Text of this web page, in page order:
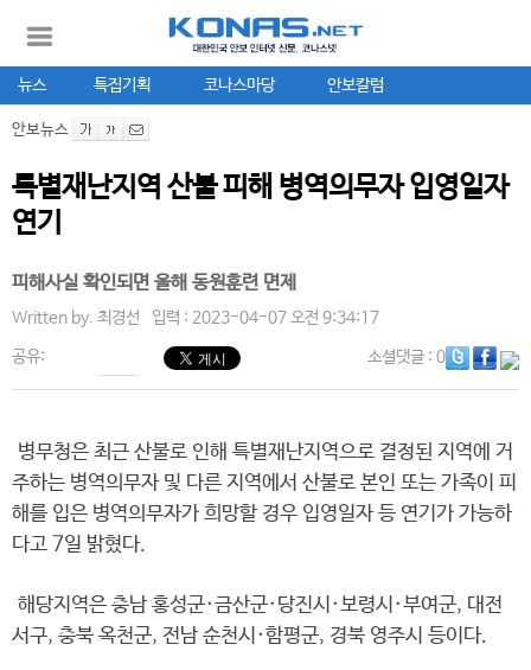
뉴스 특집기획 코나스마당 안보칼럼
안보뉴스
특별재난지역 산불 피해 병역의무자 입영일자
연기
피해사실 확인되면 올해 동원훈련 면제
Written by. 최경선 입력 : 2023-04-07 오전 9:34:17
공유: 소셜댓글: 0
병무청은 최근 산불로 인해 특별재난지역으로 결정된 지역에 거
주하는 병역의무자 및 다른 지역에서 산불로 본인 또는 가족이 피
해를 입은 병역의무자가 희망할 경우 입영일자 등 연기가 가능하
다고 7일 밝혔다.
해당지역은 충남 홍성군·금산군·당진시·보령시·부여군, 대전
서구, 충북 옥천군, 전남 순천시·함평군, 경북 영주시 등이다.